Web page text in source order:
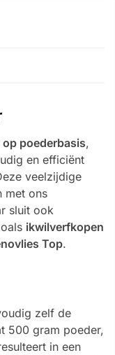
poederbasis,
en efficiënt
veelzijdige
met ons
sluit ook
ikwilverfkopen
Top.
zelf de
500 gram poeder,
in een